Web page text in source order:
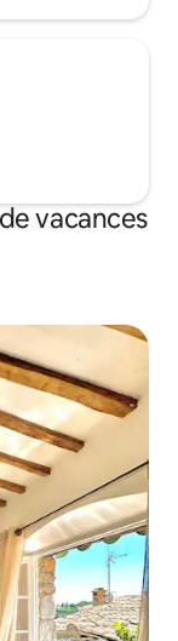
vacances